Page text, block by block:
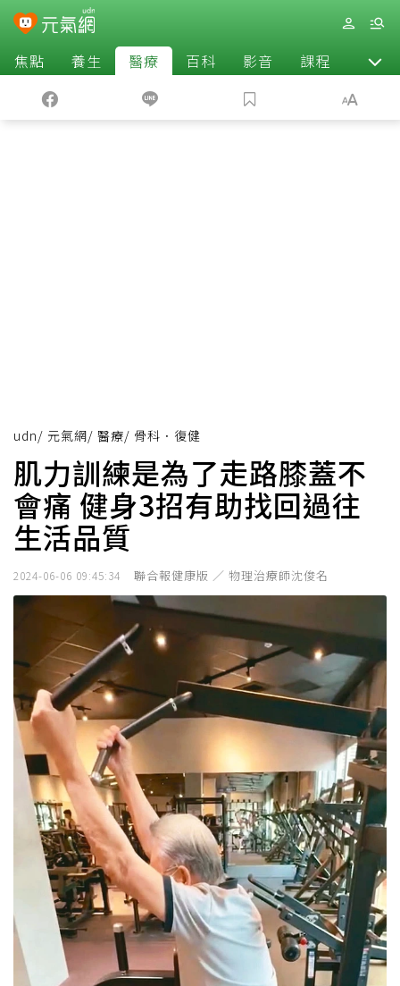
焦點 養生 醫療 百科 影音 課程 退休
udn/ 元氣網/ 醫療/ 骨科．復健
肌力訓練是為了走路膝蓋不
會痛 健身3招有助找回過往
生活品質
2024-06-06 09:45:34 聯合報健康版 ／ 物理治療師沈俊名